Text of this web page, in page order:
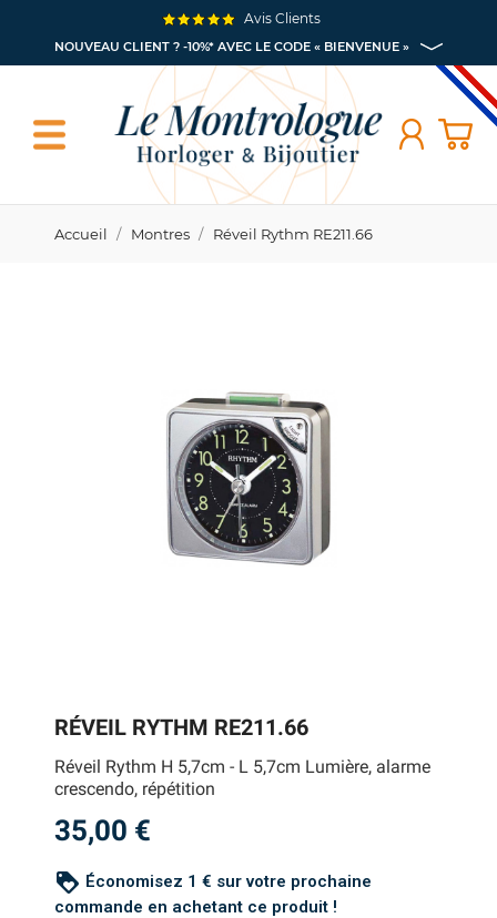
NOUVEAU CLIENT ? -10%* AVEC LE CODE « BIENVENUE »
Avis Clients
Accueil Montres Réveil Rythm RE211.66
RÉVEIL RYTHM RE211.66
Réveil Rythm H 5,7cm - L 5,7cm Lumière, alarme
crescendo, répétition
35,00 €
loyalty Économisez 1 € sur votre prochaine
commande en achetant ce produit !